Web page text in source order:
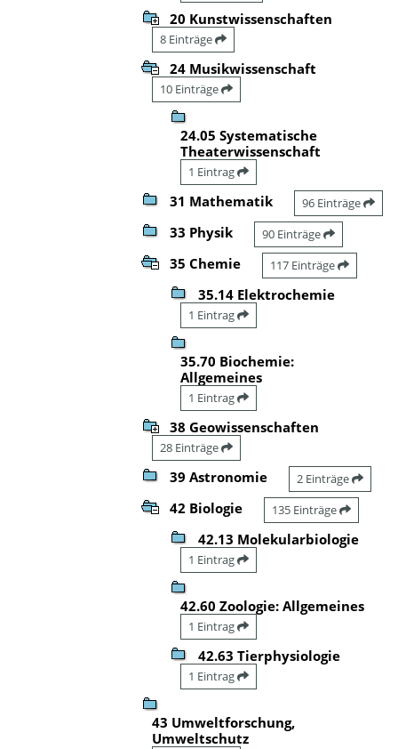
20 Kunstwissenschaften
8 Einträge
24 Musikwissenschaft
10 Einträge
24.05 Systematische
Theaterwissenschaft
1 Eintrag
31 Mathematik 96 Einträge
33 Physik 90 Einträge
35 Chemie 117 Einträge
35.14 Elektrochemie
1 Eintrag
35.70 Biochemie:
Allgemeines
1 Eintrag
38 Geowissenschaften
28 Einträge
39 Astronomie 2 Einträge
42 Biologie 135 Einträge
42.13 Molekularbiologie
1 Eintrag
42.60 Zoologie: Allgemeines
1 Eintrag
42.63 Tierphysiologie
1 Eintrag
43 Umweltforschung,
Umweltschutz